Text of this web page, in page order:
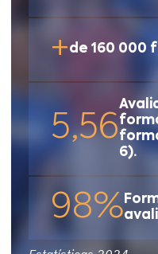
+de 160 000
5,56
6).
98%